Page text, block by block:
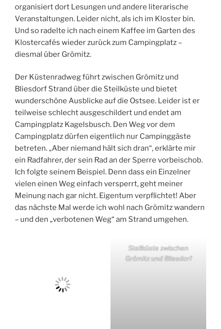
organisiert dort Lesungen und andere literarische
Veranstaltungen. Leider nicht, als ich im Kloster bin.
Und so radelte ich nach einem Kaffee im Garten des
Klostercafés wieder zurück zum Campingplatz –
diesmal über Grömitz.
Der Küstenradweg führt zwischen Grömitz und
Bliesdorf Strand über die Steilküste und bietet
wunderschöne Ausblicke auf die Ostsee. Leider ist er
teilweise schlecht ausgeschildert und endet am
Campingplatz Kagelsbusch. Den Weg vor dem
Campingplatz dürfen eigentlich nur Campinggäste
betreten. „Aber niemand hält sich dran“, erklärte mir
ein Radfahrer, der sein Rad an der Sperre vorbeischob.
Ich folgte seinem Beispiel. Denn dass ein Einzelner
vielen einen Weg einfach versperrt, geht meiner
Meinung nach gar nicht. Eigentum verpflichtet! Aber
das nächste Mal werde ich wohl nach Grömitz wandern
– und den „verbotenen Weg“ am Strand umgehen.
Steilküste zwischen
Grömitz und Bliesdorf